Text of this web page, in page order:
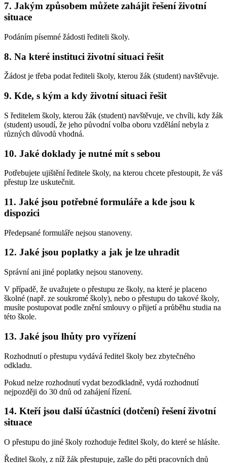
7. Jakým způsobem můžete zahájit řešení životní
situace
Podáním písemné žádosti řediteli školy.
8. Na které instituci životní situaci řešit
Žádost je třeba podat řediteli školy, kterou žák (student) navštěvuje.
9. Kde, s kým a kdy životní situaci řešit
S ředitelem školy, kterou žák (student) navštěvuje, ve chvíli, kdy žák
(student) usoudí, že jeho původní volba oboru vzdělání nebyla z
různých důvodů vhodná.
10. Jaké doklady je nutné mít s sebou
Potřebujete ujištění ředitele školy, na kterou chcete přestoupit, že váš
přestup lze uskutečnit.
11. Jaké jsou potřebné formuláře a kde jsou k
dispozici
Předepsané formuláře nejsou stanoveny.
12. Jaké jsou poplatky a jak je lze uhradit
Správní ani jiné poplatky nejsou stanoveny.
V případě, že uvažujete o přestupu ze školy, na které je placeno
školné (např. ze soukromé školy), nebo o přestupu do takové školy,
musíte postupovat podle znění smlouvy o přijetí a průběhu studia na
této škole.
13. Jaké jsou lhůty pro vyřízení
Rozhodnutí o přestupu vydává ředitel školy bez zbytečného
odkladu.
Pokud nelze rozhodnutí vydat bezodkladně, vydá rozhodnutí
nejpozději do 30 dnů od zahájení řízení.
14. Kteří jsou další účastníci (dotčení) řešení životní
situace
O přestupu do jiné školy rozhoduje ředitel školy, do které se hlásíte.
Ředitel školy, z níž žák přestupuje, zašle do pěti pracovních dnů